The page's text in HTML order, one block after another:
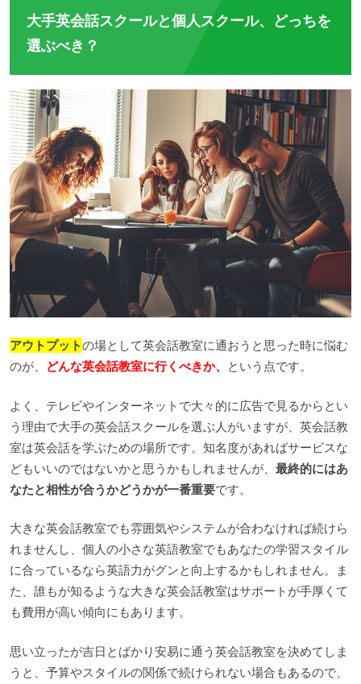
大手英会話スクールと個人スクール、どっちを
選ぶべき？
アウトプットの場として英会話教室に通おうと思った時に悩む
のが、
どんな英会話教室に行くべきか、 という点です。
よく、テレビやインターネットで大々的に広告で見るからとい
う理由で大手の英会話スクールを選ぶ人がいますが、英会話教
室は英会話を学ぶための場所です。知名度があればサービスな
どもいいのではないかと思うかもしれませんが、 最終的にはあ
なたと相性が合うかどうかが一番重要です。
大きな英会話教室でも雰囲気やシステムが合わなければ続けら
れませんし、個人の小さな英語教室でもあなたの学習スタイル
に合っているなら英語力がグンと向上するかもしれません。ま
た、誰もが知るような大きな英会話教室はサポートが手厚くて
も費用が高い傾向にもあります。
思い立ったが吉日とばかり安易に通う英会話教室を決めてしま
うと、予算やスタイルの関係で続けられない場合もあるので、